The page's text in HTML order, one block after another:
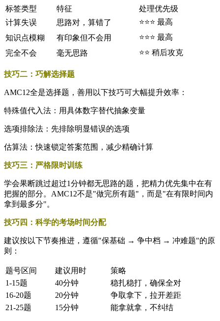
标签类型 特征
处理优先级
计算失误
思路对，算错了
⭐⭐⭐ 最高
知识点模糊
有印象但不会用
⭐⭐⭐ 最高
完全不会
毫无思路 ⭐⭐ 稍后攻克
技巧二：巧解选择题
AMC12全是选择题，善用以下技巧可大幅提升效率：
特殊值代入法：用具体数字替代抽象变量
选项排除法：先排除明显错误的选项
估算法：快速锁定答案范围，减少精确计算
技巧三：严格限时训练
学会果断跳过超过1分钟都无思路的题，把精力优先集中在有
把握的部分。AMC12不是"做完所有题"，而是"在有限时间内
拿到最多分"。
技巧四：科学的考场时间分配
建议按以下节奏推进，遵循"保基础 → 争中档 → 冲难题"的原
则：
题号区间 建议用时
策略
1-15题
40分钟
稳扎稳打，确保全对
16-20题
20分钟
争取拿下，拉开差距
21-25题
15分钟 能拿就拿，不纠结